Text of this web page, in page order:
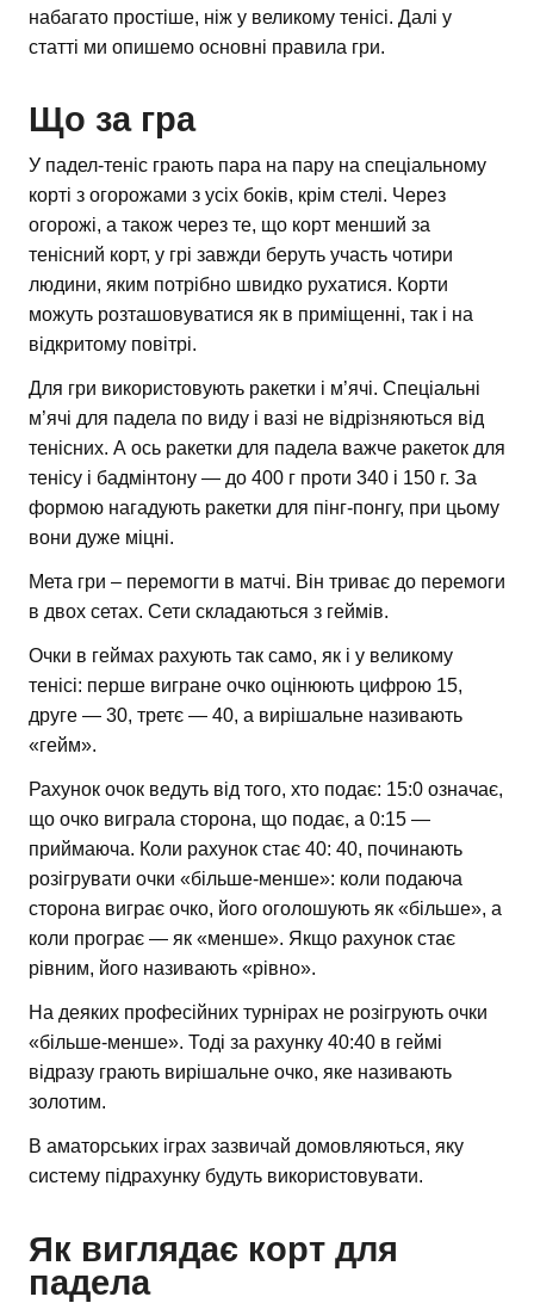
набагато простіше, ніж у великому тенісі. Далі у
статті ми опишемо основні правила гри.
Що за гра
У падел-теніс грають пара на пару на спеціальному
корті з огорожами з усіх боків, крім стелі. Через
огорожі, а також через те, що корт менший за
тенісний корт, у грі завжди беруть участь чотири
людини, яким потрібно швидко рухатися. Корти
можуть розташовуватися як в приміщенні, так і на
відкритому повітрі.
Для гри використовують ракетки і м’ячі. Спеціальні
м’ячі для падела по виду і вазі не відрізняються від
тенісних. А ось ракетки для падела важче ракеток для
тенісу і бадмінтону — до 400 г проти 340 і 150 г. За
формою нагадують ракетки для пінг-понгу, при цьому
вони дуже міцні.
Мета гри – перемогти в матчі. Він триває до перемоги
в двох сетах. Сети складаються з геймів.
Очки в геймах рахують так само, як і у великому
тенісі: перше вигране очко оцінюють цифрою 15,
друге — 30, третє — 40, а вирішальне називають
«гейм».
Рахунок очок ведуть від того, хто подає: 15:0 означає,
що очко виграла сторона, що подає, а 0:15 —
приймаюча. Коли рахунок стає 40: 40, починають
розігрувати очки «більше-менше»: коли подаюча
сторона виграє очко, його оголошують як «більше», а
коли програє — як «менше». Якщо рахунок стає
рівним, його називають «рівно».
На деяких професійних турнірах не розігрують очки
«більше-менше». Тоді за рахунку 40:40 в геймі
відразу грають вирішальне очко, яке називають
золотим.
В аматорських іграх зазвичай домовляються, яку
систему підрахунку будуть використовувати.
Як виглядає корт для
падела